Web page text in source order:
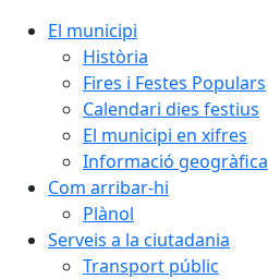
El municipi
Història
Fires i Festes Populars
Calendari dies festius
El municipi en xifres
Informació geogràfica
Com arribar-hi
Plànol
Serveis a la ciutadania
Transport públic